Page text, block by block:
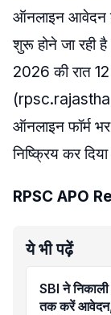
ऑनलाइन आवेदन
शुरू होने जा रही
2026 की रात
ऑनलाइन फॉर्म
निष्क्रिय कर दिया
RPSC APO
ये भी पढ़ें
SBI ने
तक करें आवेदन,